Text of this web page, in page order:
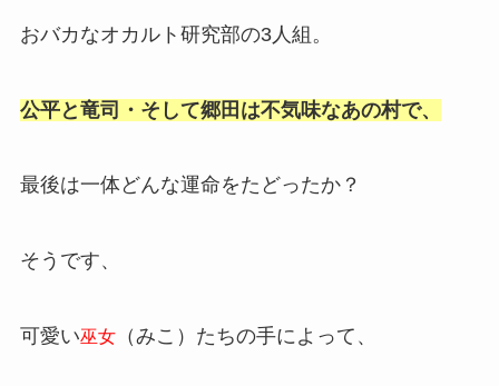
おバカなオカルト研究部の3人組。
公平と竜司・そして郷田は不気味なあの村で、
最後は一体どんな運命をたどったか？
そうです、
可愛い巫女（みこ）たちの手によって、